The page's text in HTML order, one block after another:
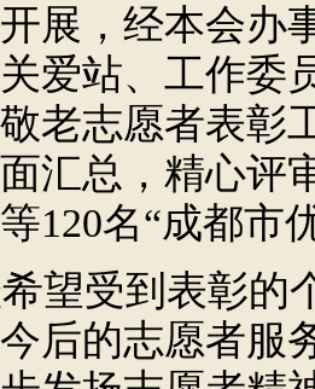
展，经本会办
爱站、工作委
老志愿者表彰
汇总，精心评
120名“成都市
望受到表彰的
后的志愿者服